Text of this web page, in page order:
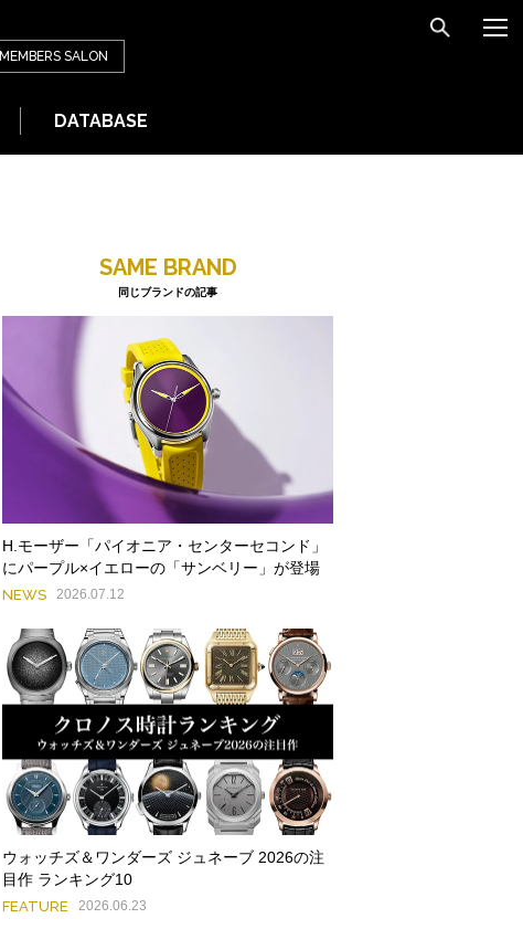
MEMBERS SALON
DATABASE
SAME BRAND
同じブランドの記事
H.モーザー「パイオニア・センターセコンド」
にパープル×イエローの「サンベリー」が登場
NEWS 2026.07.12
ウォッチズ＆ワンダーズ ジュネーブ 2026の注
目作 ランキング10
FEATURE 2026.06.23